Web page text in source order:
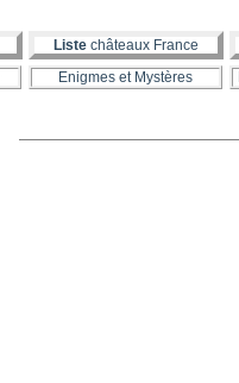
Liste châteaux France
Enigmes et Mystères